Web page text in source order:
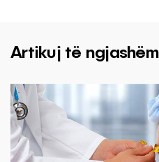
Artikuj të ngjashëm